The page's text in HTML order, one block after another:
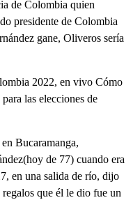
de Colombia quien
presidente de Colombia
gane, Oliveros sería
2022, en vivo Cómo
las elecciones de
Bucaramanga,
de 77) cuando era
en una salida de río, dijo
que él le dio fue un